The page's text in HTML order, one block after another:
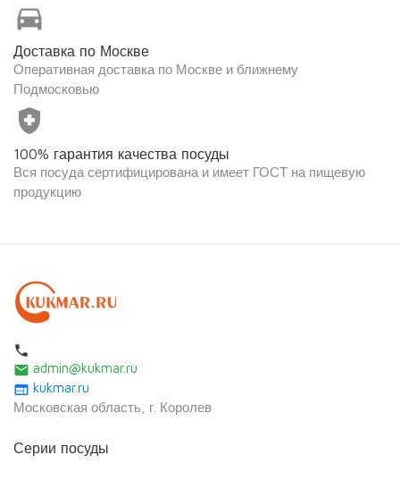
directions_car
Доставка по Москве
Оперативная доставка по Москве и ближнему
Подмосковью
health_and_safety
100% гарантия качества посуды
Вся посуда сертифицирована и имеет ГОСТ на пищевую
продукцию
local_phone
email admin@kukmar.ru
web kukmar.ru
Московская область, г. Королев
Серии посуды